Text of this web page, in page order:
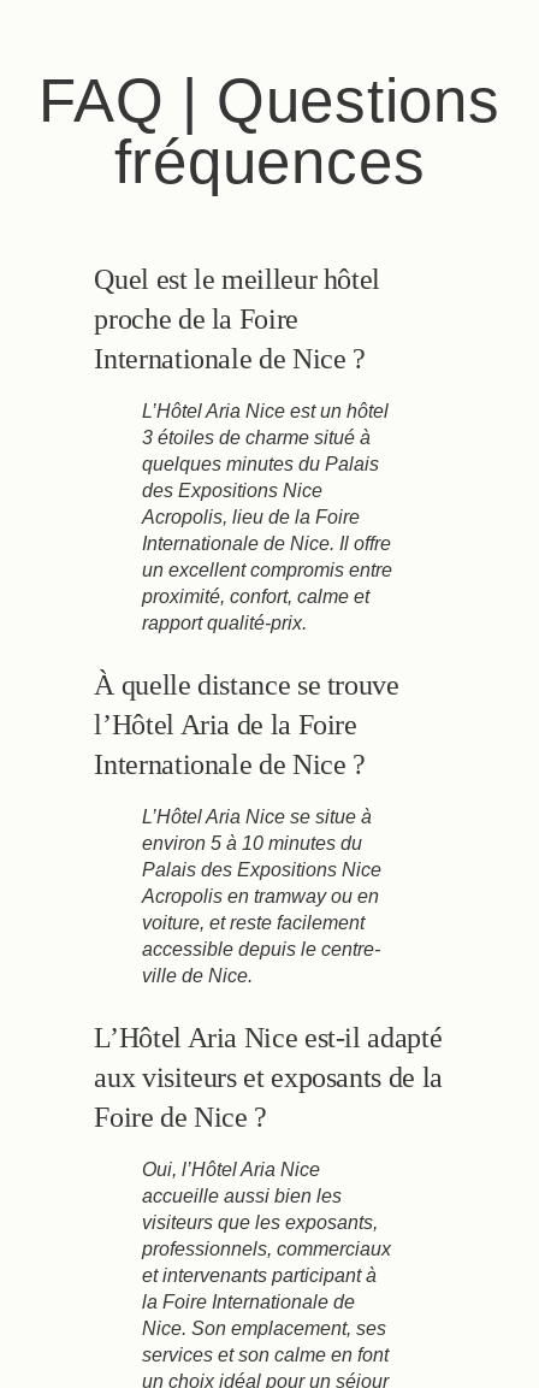
FAQ | Questions
fréquences
Quel est le meilleur hôtel
proche de la Foire
Internationale de Nice ?
L’Hôtel Aria Nice est un hôtel
3 étoiles de charme situé à
quelques minutes du Palais
des Expositions Nice
Acropolis, lieu de la Foire
Internationale de Nice. Il offre
un excellent compromis entre
proximité, confort, calme et
rapport qualité-prix.
À quelle distance se trouve
l’Hôtel Aria de la Foire
Internationale de Nice ?
L’Hôtel Aria Nice se situe à
environ 5 à 10 minutes du
Palais des Expositions Nice
Acropolis en tramway ou en
voiture, et reste facilement
accessible depuis le centre-
ville de Nice.
L’Hôtel Aria Nice est-il adapté
aux visiteurs et exposants de la
Foire de Nice ?
Oui, l’Hôtel Aria Nice
accueille aussi bien les
visiteurs que les exposants,
professionnels, commerciaux
et intervenants participant à
la Foire Internationale de
Nice. Son emplacement, ses
services et son calme en font
un choix idéal pour un séjour